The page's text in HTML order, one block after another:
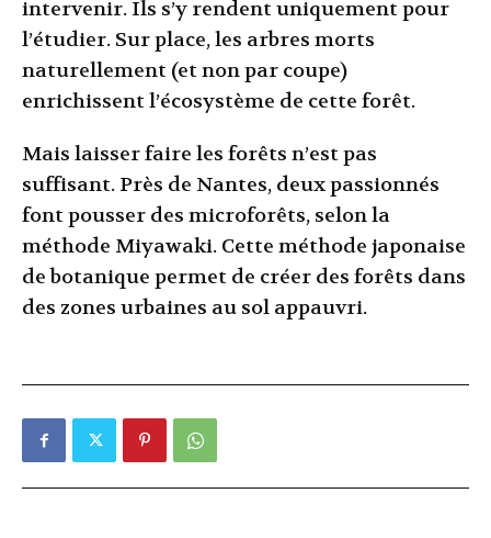
intervenir. Ils s’y rendent uniquement pour
l’étudier. Sur place, les arbres morts
naturellement (et non par coupe)
enrichissent l’écosystème de cette forêt.
Mais laisser faire les forêts n’est pas
suffisant. Près de Nantes, deux passionnés
font pousser des microforêts, selon la
méthode Miyawaki. Cette méthode japonaise
de botanique permet de créer des forêts dans
des zones urbaines au sol appauvri.